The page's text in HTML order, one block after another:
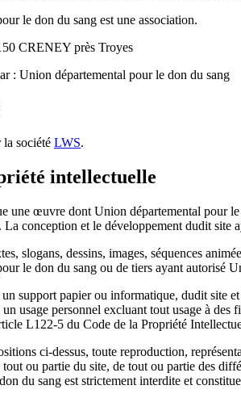
le don du sang est une association.
CRENEY près Troyes
: Union départemental pour le don du sang
la société LWS.
intellectuelle
une œuvre dont Union départemental pour
conception et le développement dudit site
slogans, dessins, images, séquences
le don du sang ou de tiers ayant autorisé
support papier ou informatique, dudit site
un usage personnel excluant tout usage à
L122-5 du Code de la Propriété
ci-dessus, toute reproduction,
tout ou partie du site, de tout ou partie des
du sang est strictement interdite et